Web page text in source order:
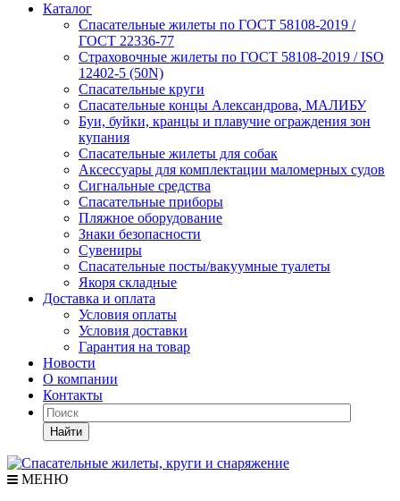
Каталог
Спасательные жилеты по ГОСТ 58108-2019 /
ГОСТ 22336-77
Страховочные жилеты по ГОСТ 58108-2019 / ISO
12402-5 (50N)
Спасательные круги
Спасательные концы Александрова, МАЛИБУ
Буи, буйки, кранцы и плавучие ограждения зон
купания
Спасательные жилеты для собак
Аксессуары для комплектации маломерных судов
Сигнальные средства
Спасательные приборы
Пляжное оборудование
Знаки безопасности
Сувениры
Спасательные посты/вакуумные туалеты
Якоря складные
Доставка и оплата
Условия оплаты
Условия доставки
Гарантия на товар
Новости
О компании
Контакты
Найти
МЕНЮ